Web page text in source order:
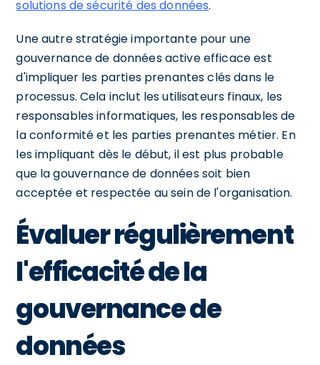
solutions de sécurité des données.
Une autre stratégie importante pour une
gouvernance de données active efficace est
d'impliquer les parties prenantes clés dans le
processus. Cela inclut les utilisateurs finaux, les
responsables informatiques, les responsables de
la conformité et les parties prenantes métier. En
les impliquant dès le début, il est plus probable
que la gouvernance de données soit bien
acceptée et respectée au sein de l'organisation.
Évaluer régulièrement
l'efficacité de la
gouvernance de
données